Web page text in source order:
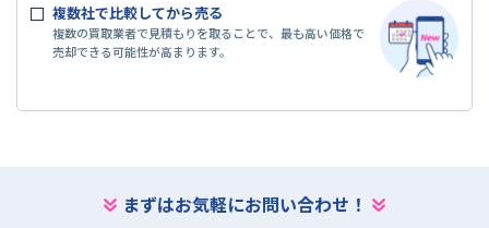
複数社で比較してから売る
複数の買取業者で見積もりを取ることで、最も高い価格で
売却できる可能性が高まります。
まずはお気軽にお問い合わせ！